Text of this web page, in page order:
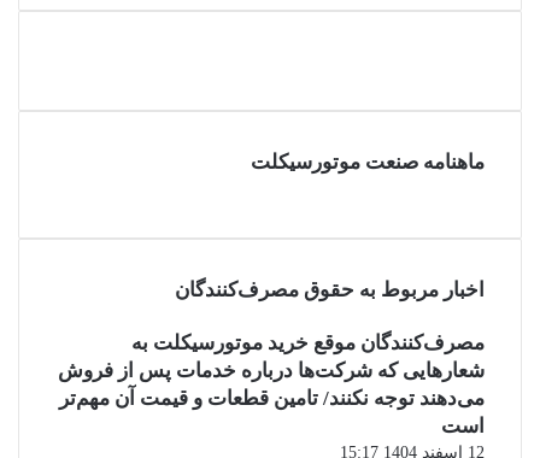
ماهنامه صنعت موتورسیکلت
اخبار مربوط به حقوق مصرف‌کنندگان
مصرف‌کنندگان موقع خرید موتورسیکلت به
شعارهایی که شرکت‌ها درباره خدمات پس از فروش
می‌دهند توجه نکنند/ تامین قطعات و قیمت آن مهم‌تر
است
12 اسفند 1404 15:17